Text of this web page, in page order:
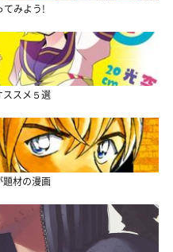
てみよう!
スメ５選
題材の漫画